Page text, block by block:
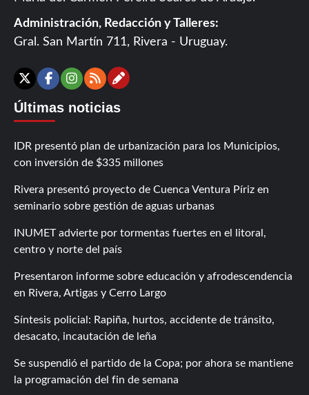
Administración, Redacción y Talleres:
Gral. San Martín 711, Rivera - Uruguay.
X Facebook
Instagram
RSSContáctanos
Últimas noticias
IDR presentó plan de urbanización para los Municipios,
con inversión de $335 millones
Rivera presentó proyecto de Cuenca Ventura Píriz en
seminario sobre gestión de aguas urbanas
INUMET advierte por tormentas fuertes en el litoral,
centro y norte del país
Presentaron informe sobre educación y afrodescendencia
en Rivera, Artigas y Cerro Largo
Síntesis policial: Rapiña, hurtos, accidente de tránsito,
desacato, incautación de leña
Se suspendió el partido de la Copa; por ahora se mantiene
la programación del fin de semana